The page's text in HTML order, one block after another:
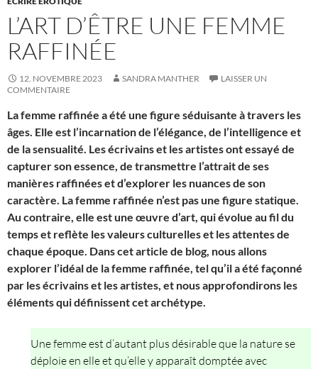
L’ART D’ÊTRE UNE FEMME
RAFFINÉE
12. NOVEMBRE 2023 SANDRA MANTHER
LAISSER UN
COMMENTAIRE
La femme raffinée a été une figure séduisante à travers les
âges. Elle est l’incarnation de l’élégance, de l’intelligence et
de la sensualité. Les écrivains et les artistes ont essayé de
capturer son essence, de transmettre l’attrait de ses
manières raffinées et d’explorer les nuances de son
caractère. La femme raffinée n’est pas une figure statique.
Au contraire, elle est une œuvre d’art, qui évolue au fil du
temps et reflète les valeurs culturelles et les attentes de
chaque époque. Dans cet article de blog, nous allons
explorer l’idéal de la femme raffinée, tel qu’il a été façonné
par les écrivains et les artistes, et nous approfondirons les
éléments qui définissent cet archétype.
Une femme est d’autant plus désirable que la nature se
déploie en elle et qu’elle y apparaît domptée avec